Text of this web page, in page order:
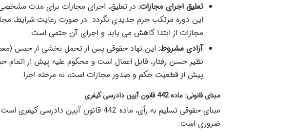
تعلیق اجرای مجازات: در تعلیق، اجرای مجازات برای مدت
این دوره مرتکب جرم جدیدی نگردد. در صورت رعایت شرایط،
مجازات از ابتدا کاهش می یابد و اجرای آن حتمی است.
آزادی مشروط: این نهاد حقوقی پس از تحمل بخشی از حبس
نظیر حسن رفتار، قابل اعمال است و محکوم علیه پیش از اتمام
پیش از قطعیت حکم و صدور مجازات است، نه مرحله اجرا.
مبنای قانونی: ماده 442 قانون آیین دادرسی کیفری
مبنای حقوقی تسلیم به رأی، ماده 442 قانون
ضروری است.